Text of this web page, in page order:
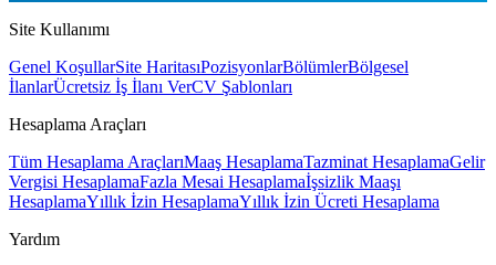
Site Kullanımı
Genel KoşullarSite HaritasıPozisyonlarBölümlerBölgesel
İlanlarÜcretsiz İş İlanı VerCV Şablonları
Hesaplama Araçları
Tüm Hesaplama AraçlarıMaaş HesaplamaTazminat HesaplamaGelir
Vergisi HesaplamaFazla Mesai Hesaplamaİşsizlik Maaşı
HesaplamaYıllık İzin HesaplamaYıllık İzin Ücreti Hesaplama
Yardım